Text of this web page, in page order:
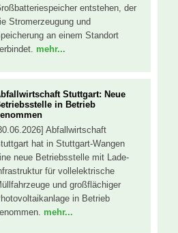
entstehen, der
Stromerzeugung und
an einem Standort
mehr...
Stuttgart: Neue
in Betrieb
Abfallwirtschaft
hat in Stuttgart-Wangen
neue Betriebsstelle mit Lade-
für vollelektrische
und großflächiger
in Betrieb
mehr...